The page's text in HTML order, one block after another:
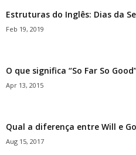
Estruturas do Inglês: Dias da
Feb 19, 2019
O que significa “So Far So
Apr 13, 2015
Qual a diferença entre Will e
Aug 15, 2017